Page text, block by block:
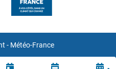
- Météo-France